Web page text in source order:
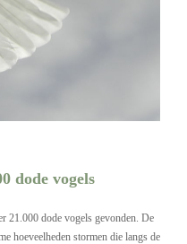
dode vogels
21.000 dode vogels gevonden. De
hoeveelheden stormen die langs de